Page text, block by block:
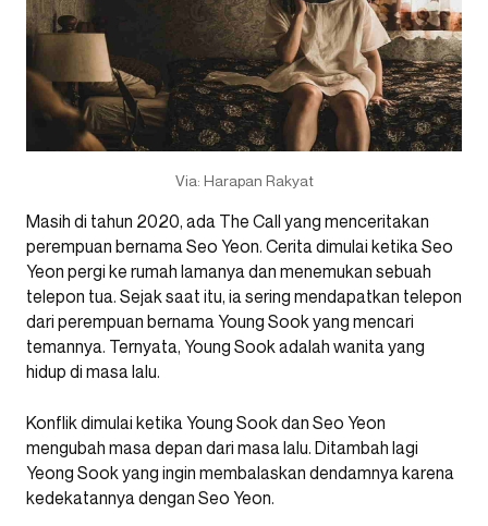
Via: Harapan Rakyat
Masih di tahun 2020, ada The Call yang menceritakan
perempuan bernama Seo Yeon. Cerita dimulai ketika Seo
Yeon pergi ke rumah lamanya dan menemukan sebuah
telepon tua. Sejak saat itu, ia sering mendapatkan telepon
dari perempuan bernama Young Sook yang mencari
temannya. Ternyata, Young Sook adalah wanita yang
hidup di masa lalu.
Konflik dimulai ketika Young Sook dan Seo Yeon
mengubah masa depan dari masa lalu. Ditambah lagi
Yeong Sook yang ingin membalaskan dendamnya karena
kedekatannya dengan Seo Yeon.